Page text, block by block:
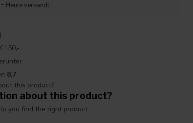
Heute versandt
8,7
about this product?
you find the right product